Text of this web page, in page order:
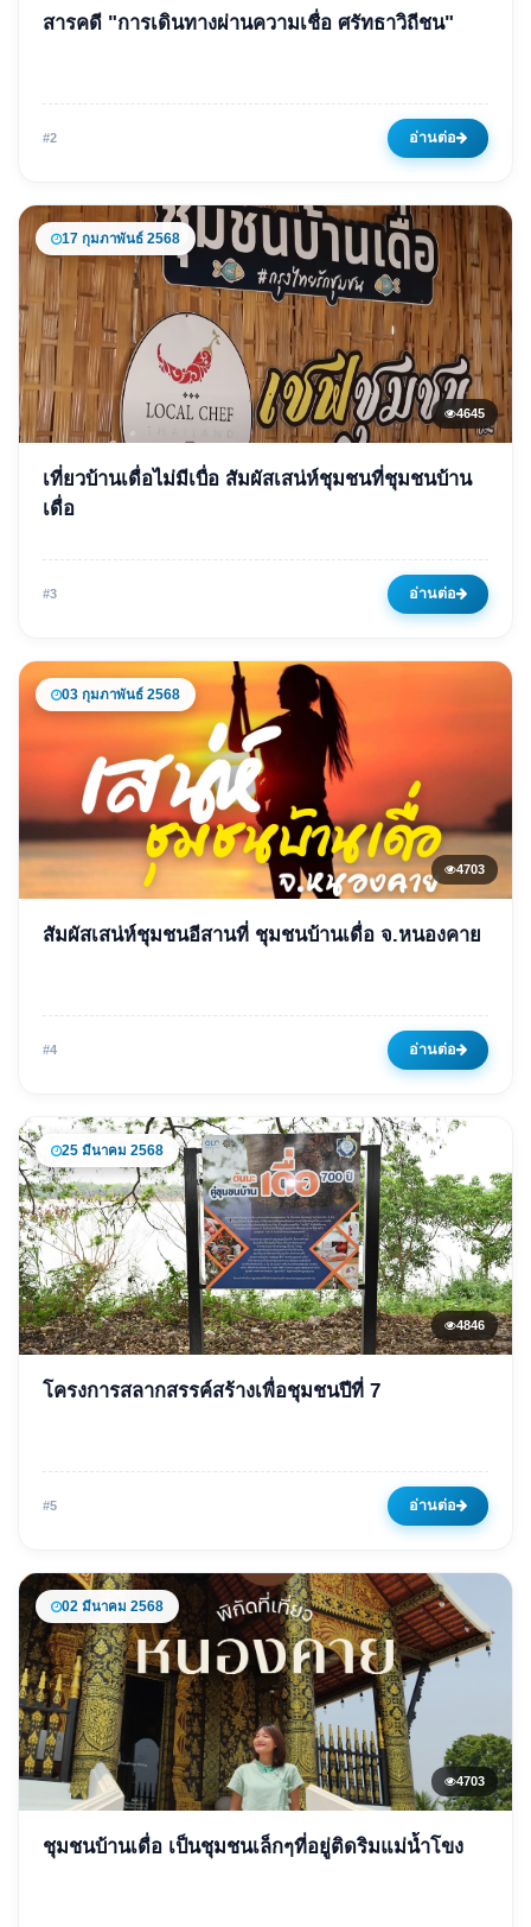
เชื่อ ศรัทธาวิถีชน"
26 มกราคม 2568
สารคดี "การเดินทางผ่านความเชื่อ ศรัทธาวิถีชน"
#2 อ่านต่อ
17 กุมภาพันธ์ 2568
4645
เที่ยวบ้านเดื่อไม่มีเบื่อ สัมผัส
เสน่ห์ชุมชนที่ชุมชนบ้านเดื่อ
17 กุมภาพันธ์ 2568
เที่ยวบ้านเดื่อไม่มีเบื่อ สัมผัสเสน่ห์ชุมชนที่ชุมชนบ้าน
เดื่อ
#3 อ่านต่อ
03 กุมภาพันธ์ 2568
4703
บ้านเดื่อ จ.หนองคาย
03 กุมภาพันธ์ 2568
สัมผัสเสน่ห์ชุมชนอีสานที่ ชุมชนบ้านเดื่อ จ.หนองคาย
#4 อ่านต่อ
25 มีนาคม 2568
4846
ชุมชนปีที่ 7
25 มีนาคม 2568
โครงการสลากสรรค์สร้างเพื่อชุมชนปีที่ 7
#5 อ่านต่อ
02 มีนาคม 2568
4703
ชุมชนบ้านเดื่อ เป็นชุมชนเล็กๆที่อยู่ติดริมแม่น้ำโขง